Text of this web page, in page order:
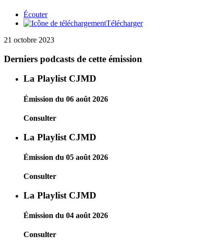
Écouter
Télécharger
21 octobre 2023
Derniers podcasts de cette émission
La Playlist CJMD
Émission du 06 août 2026
Consulter
La Playlist CJMD
Émission du 05 août 2026
Consulter
La Playlist CJMD
Émission du 04 août 2026
Consulter